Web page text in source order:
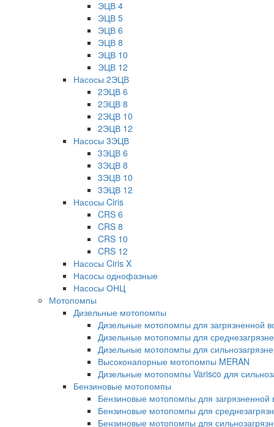
ЭЦВ 4
ЭЦВ 5
ЭЦВ 6
ЭЦВ 8
ЭЦВ 10
ЭЦВ 12
Насосы 2ЭЦВ
2ЭЦВ 6
2ЭЦВ 8
2ЭЦВ 10
2ЭЦВ 12
Насосы 3ЭЦВ
3ЭЦВ 6
3ЭЦВ 8
3ЭЦВ 10
3ЭЦВ 12
Насосы Ciris
CRS 6
CRS 8
CRS 10
CRS 12
Насосы Ciris X
Насосы однофазные
Насосы ОНЦ
Мотопомпы
Дизельные мотопомпы
Дизельные мотопомпы для загрязненной
Дизельные мотопомпы для
Дизельные мотопомпы для
Высоконапорные мотопомпы MERAN
Дизельные мотопомпы Varisco для
Бензиновые мотопомпы
Бензиновые мотопомпы для загрязненной
Бензиновые мотопомпы для
Бензиновые мотопомпы для